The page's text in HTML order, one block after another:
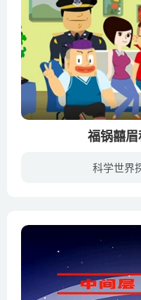
福锅囍
科学世界